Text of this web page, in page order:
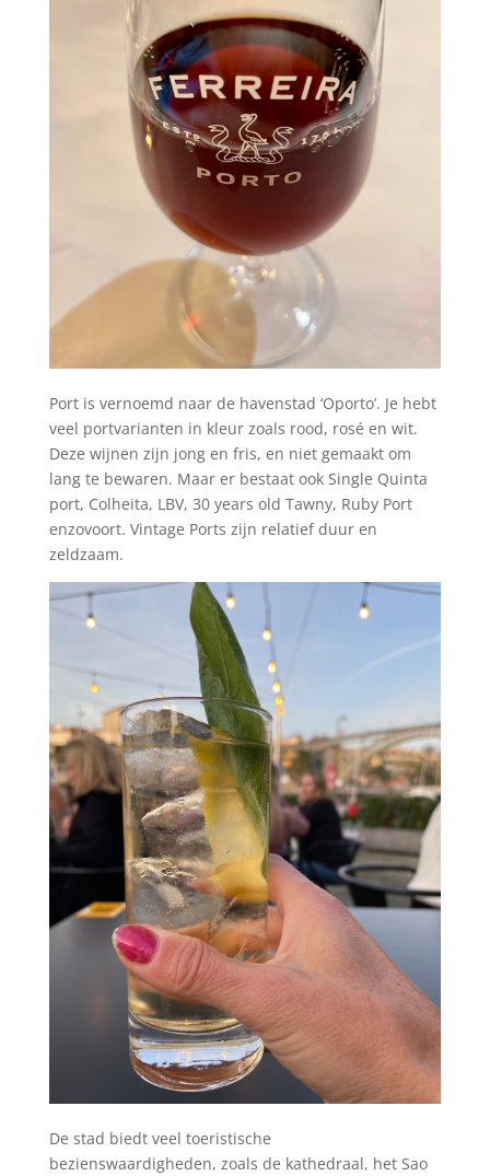
Port is vernoemd naar de havenstad ‘Oporto’. Je hebt
veel portvarianten in kleur zoals rood, rosé en wit.
Deze wijnen zijn jong en fris, en niet gemaakt om
lang te bewaren. Maar er bestaat ook Single Quinta
port, Colheita, LBV, 30 years old Tawny, Ruby Port
enzovoort. Vintage Ports zijn relatief duur en
zeldzaam.
De stad biedt veel toeristische
bezienswaardigheden, zoals de kathedraal, het Sao